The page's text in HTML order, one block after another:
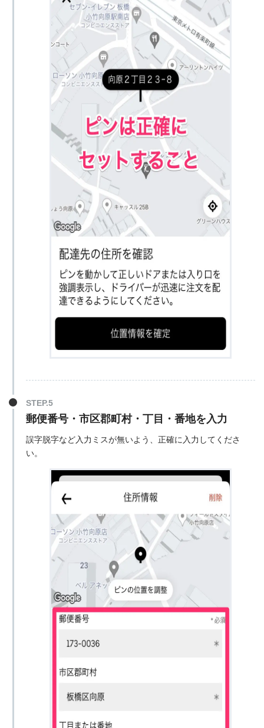
郵便番号・市区郡町村・丁目・番地を入力
誤字脱字など入力ミスが無いよう、正確に入力してくださ
い。